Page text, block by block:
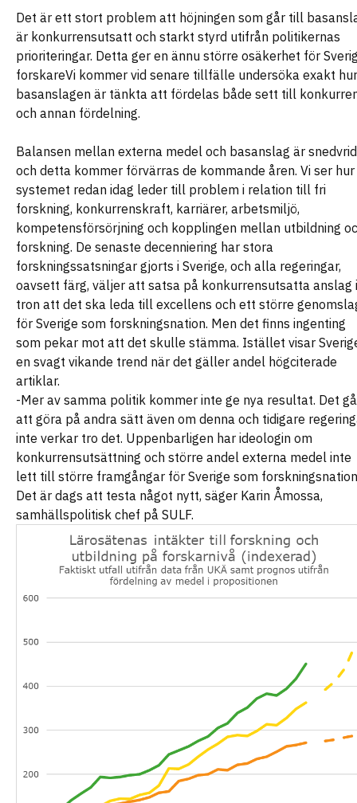
Det är ett stort problem att höjningen som går till
är konkurrensutsatt och starkt styrd utifrån politikernas
prioriteringar. Detta ger en ännu större osäkerhet för
forskareVi kommer vid senare tillfälle undersöka exakt hur
basanslagen är tänkta att fördelas både sett till
och annan fördelning.
Balansen mellan externa medel och basanslag är
och detta kommer förvärras de kommande åren. Vi ser hur
systemet redan idag leder till problem i relation till fri
forskning, konkurrenskraft, karriärer, arbetsmiljö,
kompetensförsörjning och kopplingen mellan utbildning
forskning. De senaste decenniering har stora
forskningssatsningar gjorts i Sverige, och alla regeringar,
oavsett färg, väljer att satsa på konkurrensutsatta anslag i
tron att det ska leda till excellens och ett större
för Sverige som forskningsnation. Men det finns ingenting
som pekar mot att det skulle stämma. Istället visar
en svagt vikande trend när det gäller andel högciterade
artiklar.
-Mer av samma politik kommer inte ge nya resultat. Det
att göra på andra sätt även om denna och tidigare
inte verkar tro det. Uppenbarligen har ideologin om
konkurrensutsättning och större andel externa medel inte
lett till större framgångar för Sverige som
Det är dags att testa något nytt, säger Karin Åmossa,
samhällspolitisk chef på SULF.